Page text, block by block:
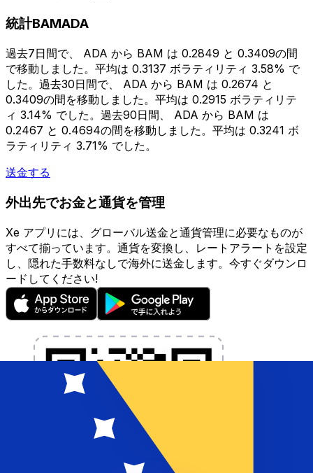
統計BAMADA
過去7日間で、 ADA から BAM は 0.2849 と 0.3409の間
で移動しました。平均は 0.3137 ボラティリティ 3.58% で
した。過去30日間で、 ADA から BAM は 0.2674 と
0.3409の間を移動しました。平均は 0.2915 ボラティリテ
ィ 3.14% でした。過去90日間、 ADA から BAM は
0.2467 と 0.4694の間を移動しました。平均は 0.3241 ボ
ラティリティ 3.71% でした。
送金する
外出先でお金と通貨を管理
Xe アプリには、グローバル送金と通貨管理に必要なものが
すべて揃っています。通貨を変換し、レートアラートを設定
し、隠れた手数料なしで海外に送金します。今すぐダウンロ
ードしてください!